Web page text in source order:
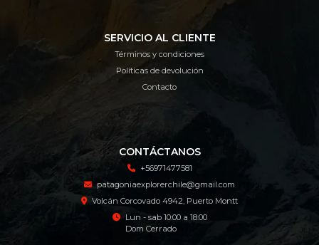
SERVICIO AL CLIENTE
Términos y condiciones
Políticas de devolución
Contacto
CONTÁCTANOS
+56971477581
patagoniaexplorerchile@gmail.com
Volcán Corcovado 4942, Puerto Montt
Lun - sab 10:00 a 18:00
Dom Cerrado